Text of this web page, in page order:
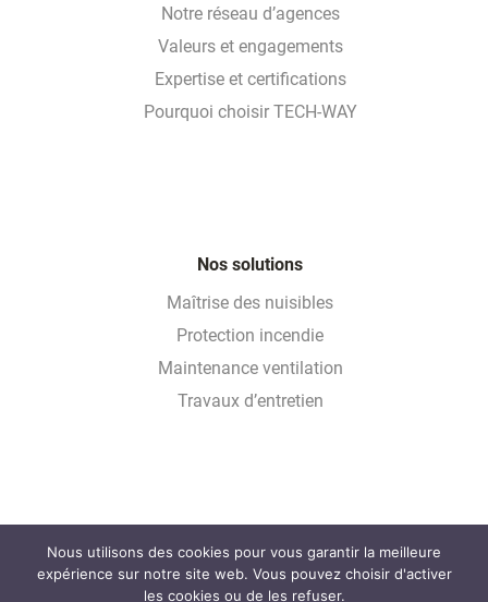
Notre réseau d’agences
Valeurs et engagements
Expertise et certifications
Pourquoi choisir TECH-WAY
Nos solutions
Maîtrise des nuisibles
Protection incendie
Maintenance ventilation
Travaux d’entretien
Glossaire
FAQ
Nous utilisons des cookies pour vous garantir la meilleure
expérience sur notre site web. Vous pouvez choisir d'activer
les cookies ou de les refuser.